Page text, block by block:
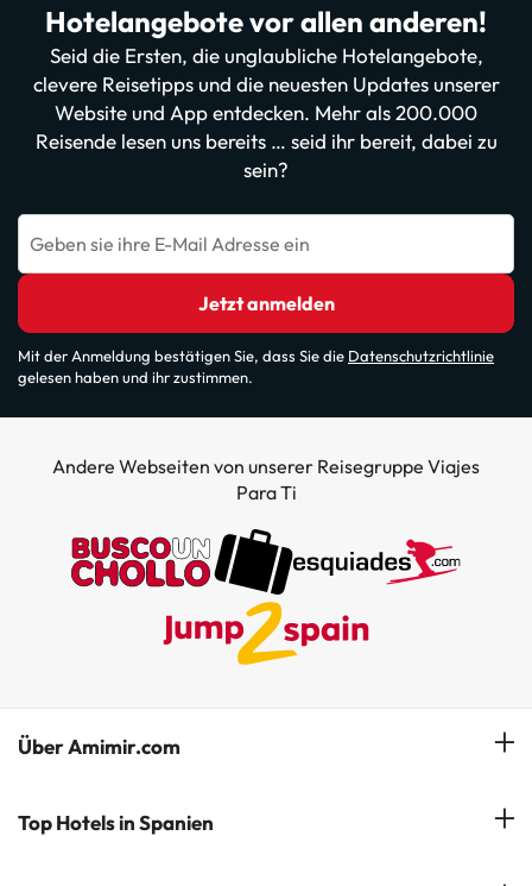
Hotelangebote vor allen anderen!
Seid die Ersten, die unglaubliche Hotelangebote,
clevere Reisetipps und die neuesten Updates unserer
Website und App entdecken. Mehr als 200.000
Reisende lesen uns bereits … seid ihr bereit, dabei zu
sein?
Geben sie ihre E-Mail Adresse ein
Jetzt anmelden
Mit der Anmeldung bestätigen Sie, dass Sie die Datenschutzrichtlinie
gelesen haben und ihr zustimmen.
Andere Webseiten von unserer Reisegruppe Viajes
Para Ti
Über Amimir.com
Unser Team
Top Hotels in Spanien